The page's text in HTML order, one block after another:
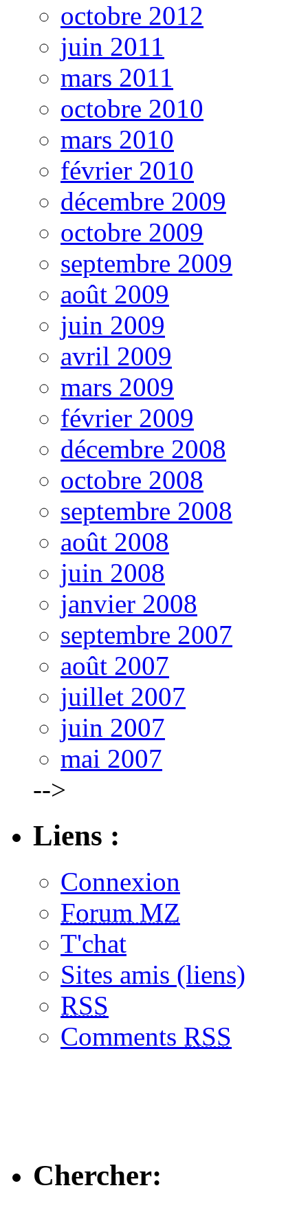
octobre 2012
juin 2011
mars 2011
octobre 2010
mars 2010
février 2010
décembre 2009
octobre 2009
septembre 2009
août 2009
juin 2009
avril 2009
mars 2009
février 2009
décembre 2008
octobre 2008
septembre 2008
août 2008
juin 2008
janvier 2008
septembre 2007
août 2007
juillet 2007
juin 2007
mai 2007
-->
Liens :
Connexion
Forum MZ
T'chat
Sites amis (liens)
RSS
Comments RSS
Chercher: